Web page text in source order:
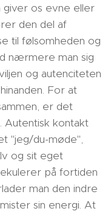
giver os evne eller
den del af
til følsomheden og
nærmere man sig
og autenciteten
For at
er det
Autentisk kontakt
"jeg/du-møde",
og sit eget
på fortiden
man den indre
sin energi. At